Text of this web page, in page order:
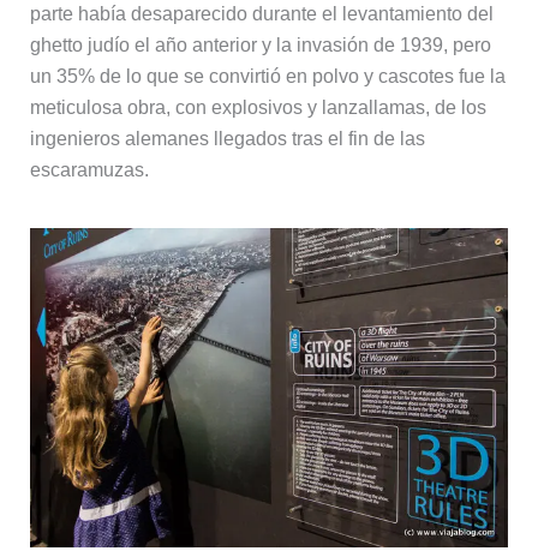
parte había desaparecido durante el levantamiento del
ghetto judío el año anterior y la invasión de 1939, pero
un 35% de lo que se convirtió en polvo y cascotes fue la
meticulosa obra, con explosivos y lanzallamas, de los
ingenieros alemanes llegados tras el fin de las
escaramuzas.